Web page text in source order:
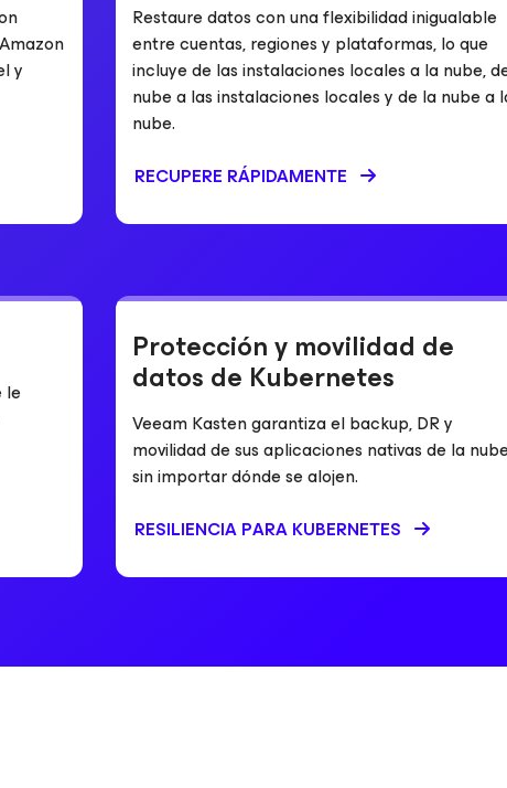
y
Restaure datos con una flexibilidad inigualable
entre cuentas, regiones y plataformas, lo que
incluye de las instalaciones locales a la nube,
nube a las instalaciones locales y de la nube a
nube.
RECUPERE RÁPIDAMENTE
le
Protección y movilidad de
datos de Kubernetes
Veeam Kasten garantiza el backup, DR y
movilidad de sus aplicaciones nativas de la
sin importar dónde se alojen.
RESILIENCIA PARA KUBERNETES